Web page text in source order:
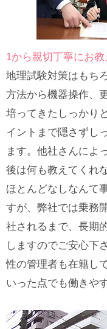
1から親切丁寧にお教
地理試験対策はもち
方法から機器操作、
培ってきたしっかり
イントまで隠さずし
ます。他社さんによ
後は何も教えてくれ
ほとんどなしなんて
すが、弊社では乗務
社されるまで、長期
しますのでご安心下
性の管理者も在籍し
いった点でも働きや